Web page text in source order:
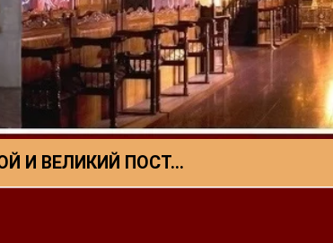
И ВЕЛИКИЙ ПОСТ…